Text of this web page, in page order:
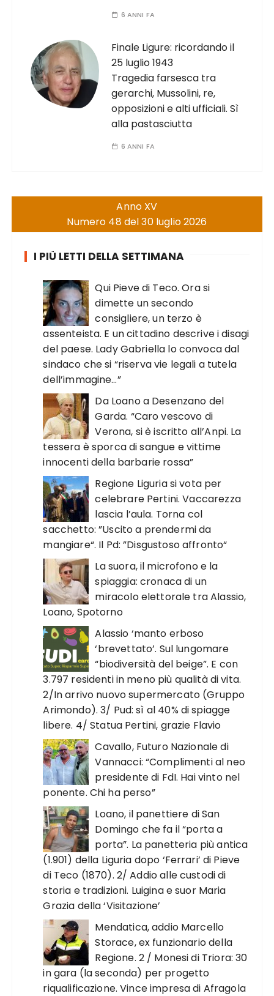
6 ANNI FA
Finale Ligure: ricordando il
25 luglio 1943
Tragedia farsesca tra
gerarchi, Mussolini, re,
opposizioni e alti ufficiali. Sì
alla pastasciutta
6 ANNI FA
Anno XV
Numero 48 del 30 luglio 2026
I PIÙ LETTI DELLA SETTIMANA
Qui Pieve di Teco. Ora si
dimette un secondo
consigliere, un terzo è
assenteista. E un cittadino descrive i disagi
del paese. Lady Gabriella lo convoca dal
sindaco che si “riserva vie legali a tutela
dell’immagine…”
Da Loano a Desenzano del
Garda. “Caro vescovo di
Verona, si è iscritto all’Anpi. La
tessera è sporca di sangue e vittime
innocenti della barbarie rossa”
Regione Liguria si vota per
celebrare Pertini. Vaccarezza
lascia l’aula. Torna col
sacchetto: ”Uscito a prendermi da
mangiare“. Il Pd: ”Disgustoso affronto“
La suora, il microfono e la
spiaggia: cronaca di un
miracolo elettorale tra Alassio,
Loano, Spotorno
Alassio ‘manto erboso
‘brevettato’. Sul lungomare
“biodiversità del beige”. E con
3.797 residenti in meno più qualità di vita.
2/In arrivo nuovo supermercato (Gruppo
Arimondo). 3/ Pud: sì al 40% di spiagge
libere. 4/ Statua Pertini, grazie Flavio
Cavallo, Futuro Nazionale di
Vannacci: “Complimenti al neo
presidente di FdI. Hai vinto nel
ponente. Chi ha perso”
Loano, il panettiere di San
Domingo che fa il “porta a
porta”. La panetteria più antica
(1.901) della Liguria dopo ‘Ferrari’ di Pieve
di Teco (1870). 2/ Addio alle custodi di
storia e tradizioni. Luigina e suor Maria
Grazia della ‘Visitazione’
Mendatica, addio Marcello
Storace, ex funzionario della
Regione. 2 / Monesi di Triora: 30
in gara (la seconda) per progetto
riqualificazione. Vince impresa di Afragola